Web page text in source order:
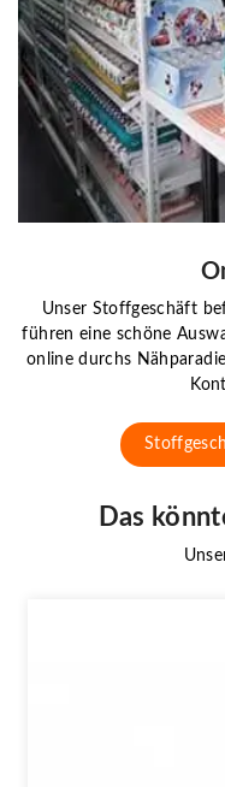
Unser Stoffgeschäft
führen eine schöne
online durchs
Das